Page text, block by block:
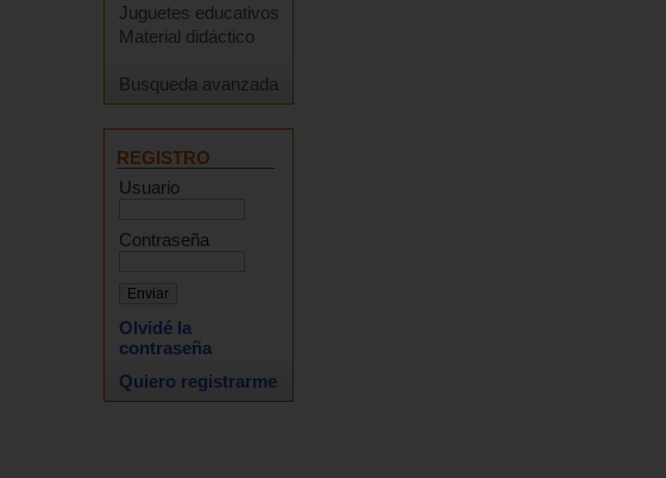
Juguetes educativos
Material didáctico
Busqueda avanzada
REGISTRO
Usuario
Contraseña
Olvidé la
contraseña
Quiero registrarme